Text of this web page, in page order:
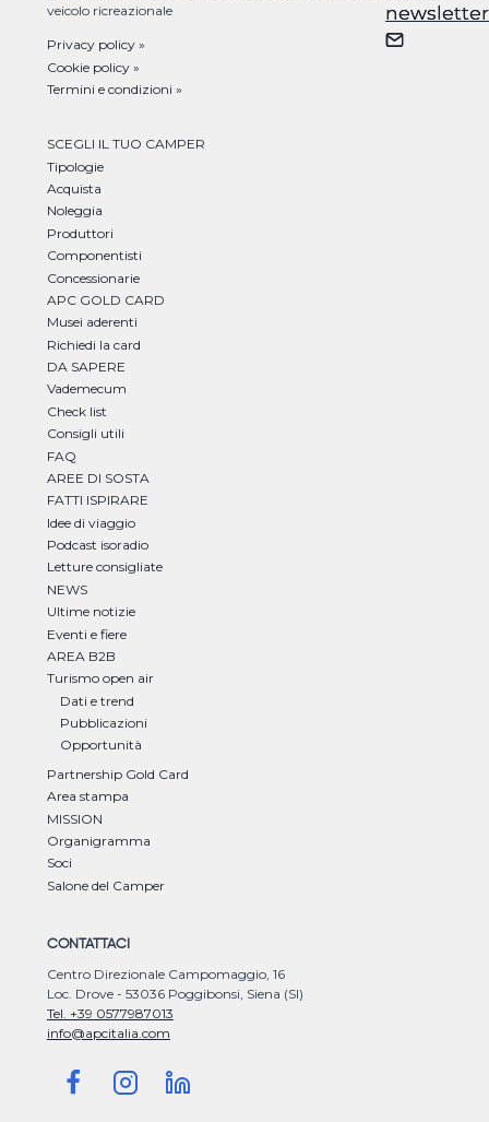
newsletter
veicolo ricreazionale
Privacy policy »
Cookie policy »
Termini e condizioni »
SCEGLI IL TUO CAMPER
Tipologie
Acquista
Noleggia
Produttori
Componentisti
Concessionarie
APC GOLD CARD
Musei aderenti
Richiedi la card
DA SAPERE
Vademecum
Check list
Consigli utili
FAQ
AREE DI SOSTA
FATTI ISPIRARE
Idee di viaggio
Podcast isoradio
Letture consigliate
NEWS
Ultime notizie
Eventi e fiere
AREA B2B
Turismo open air
Dati e trend
Pubblicazioni
Opportunità
Partnership Gold Card
Area stampa
MISSION
Organigramma
Soci
Salone del Camper
CONTATTACI
Centro Direzionale Campomaggio, 16
Loc. Drove - 53036 Poggibonsi, Siena (SI)
Tel. +39 0577987013
info@apcitalia.com
newsletter